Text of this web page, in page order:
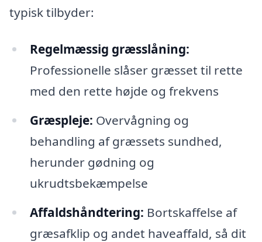
typisk tilbyder:
Regelmæssig græsslåning:
Professionelle slåser græsset til rette
med den rette højde og frekvens
Græspleje: Overvågning og
behandling af græssets sundhed,
herunder gødning og
ukrudtsbekæmpelse
Affaldshåndtering: Bortskaffelse af
græsafklip og andet haveaffald, så dit